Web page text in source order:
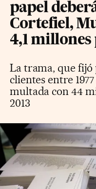
papel
Cortefiel,
4,1 millones
La trama, que fijó
clientes entre
multada con 44
2013